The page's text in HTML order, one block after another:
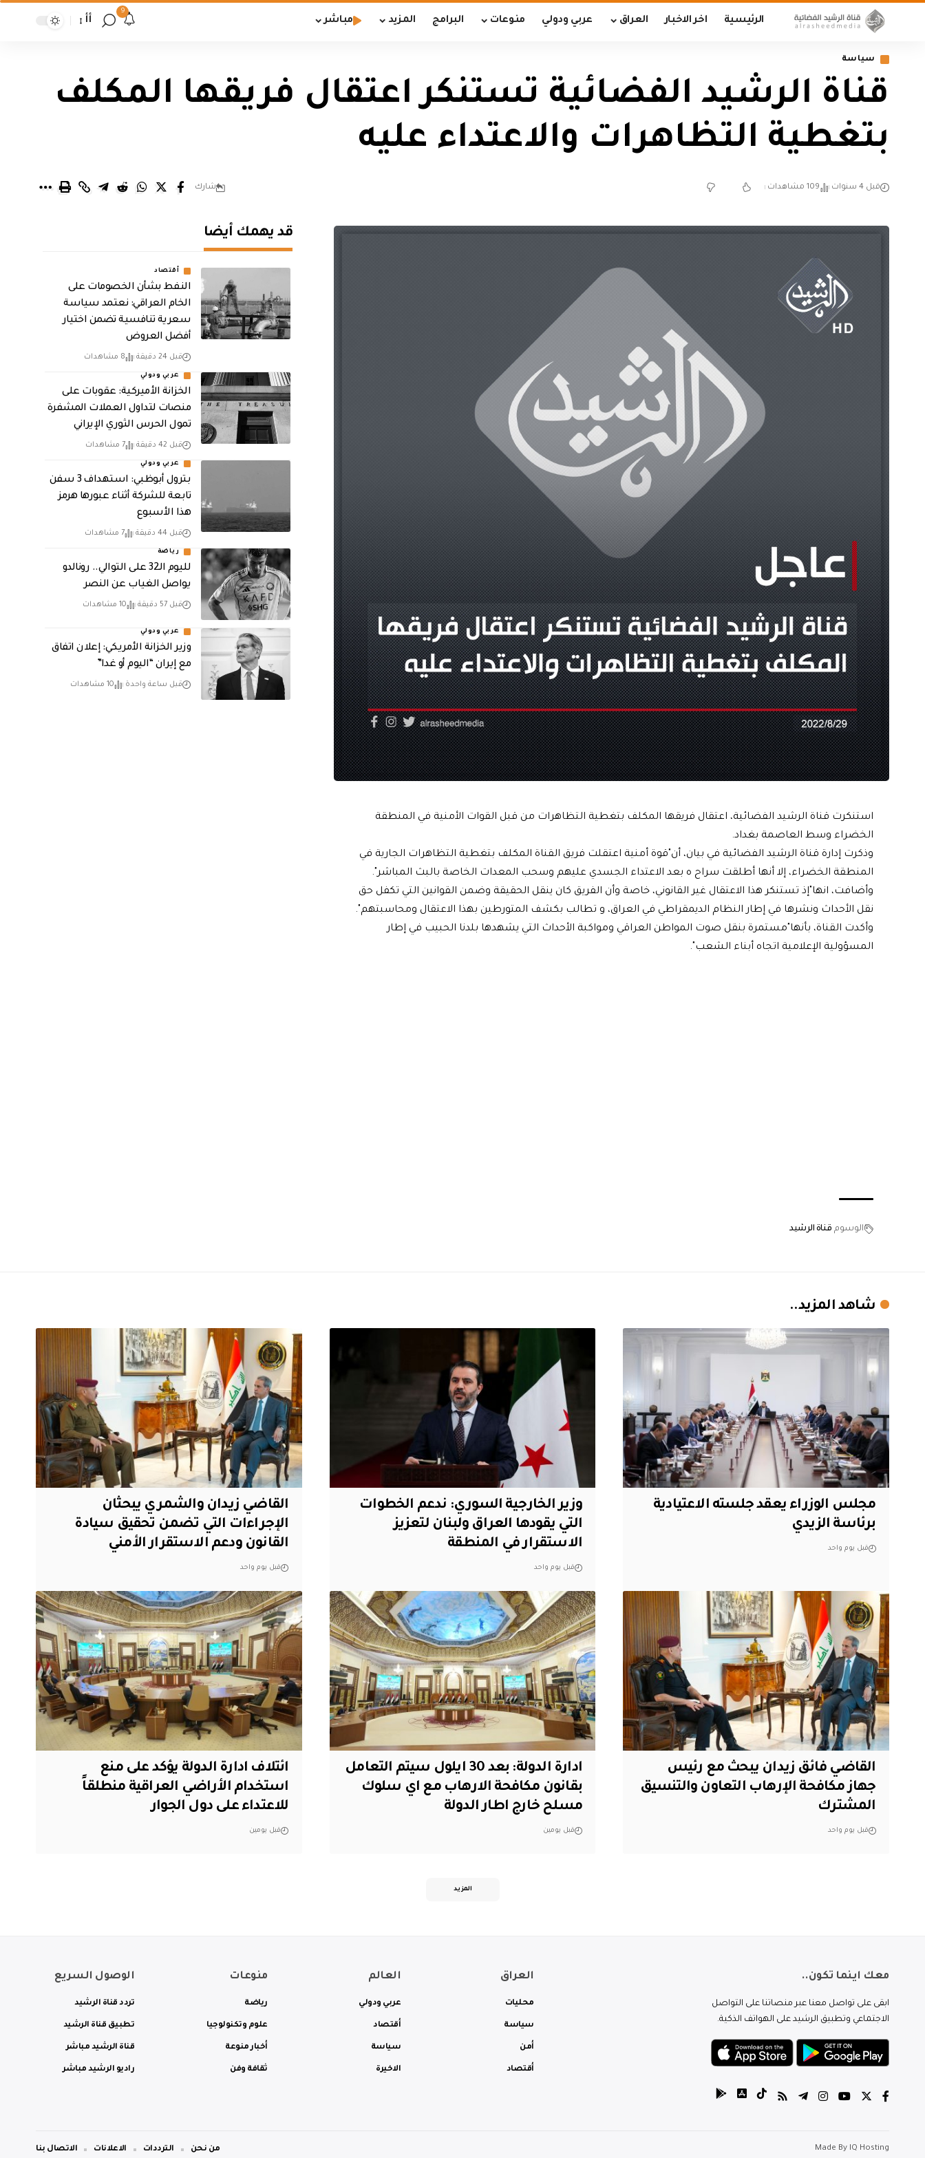
الرئيسية اخر الاخبار العراق عربي ودولي منوعات البرامج المزيد مباشر
9
أأ
سياسة
قناة الرشيد الفضائية تستنكر اعتقال فريقها المكلف
بتغطية التظاهرات والاعتداء عليه
قبل 4 سنوات 109 مشاهدات شارك
استنكرت قناة الرشيد الفضائية، اعتقال فريقها المكلف بتغطية التظاهرات من قبل القوات الأمنية في المنطقة
الخضراء وسط العاصمة بغداد.
وذكرت إدارة قناة الرشيد الفضائية في بيان، أن"قوة أمنية اعتقلت فريق القناة المكلف بتغطية التظاهرات الجارية في
المنطقة الخضراء، إلا أنها أطلقت سراح ه بعد الاعتداء الجسدي عليهم وسحب المعدات الخاصة بالبث المباشر".
وأضافت، انها"إذ تستنكر هذا الاعتقال غير القانوني، خاصة وأن الفريق كان ينقل الحقيقة وضمن القوانين التي تكفل حق
نقل الأحداث ونشرها في إطار النظام الديمقراطي في العراق، و تطالب بكشف المتورطين بهذا الاعتقال ومحاسبتهم".
وأكدت القناة، بأنها"مستمرة بنقل صوت المواطن العراقي ومواكبة الأحداث التي يشهدها بلدنا الحبيب في إطار
المسؤولية الإعلامية اتجاه أبناء الشعب".
الوسوم قناة الرشيد
قد يهمك أيضا
أقتصاد
النفط بشأن الخصومات على
الخام العراقي: نعتمد سياسة
سعرية تنافسية تضمن اختيار
أفضل العروض
قبل 24 دقيقة 8 مشاهدات
عربي ودولي
الخزانة الأميركية: عقوبات على
منصات لتداول العملات المشفرة
تمول الحرس الثوري الإيراني
قبل 42 دقيقة 7 مشاهدات
عربي ودولي
بترول أبوظبي: استهداف 3 سفن
تابعة للشركة أثناء عبورها هرمز
هذا الأسبوع
قبل 44 دقيقة 7 مشاهدات
رياضة
لليوم الـ32 على التوالي.. رونالدو
يواصل الغياب عن النصر
قبل 57 دقيقة 10 مشاهدات
عربي ودولي
وزير الخزانة الأمريكي: إعلان اتفاق
مع إيران “اليوم أو غدا”
قبل ساعة واحدة 10 مشاهدات
شاهد المزيد..
مجلس الوزراء يعقد جلسته الاعتيادية
برئاسة الزيدي
قبل يوم واحد
وزير الخارجية السوري: ندعم الخطوات
التي يقودها العراق ولبنان لتعزيز
الاستقرار في المنطقة
قبل يوم واحد
القاضي زيدان والشمري يبحثان
الإجراءات التي تضمن تحقيق سيادة
القانون ودعم الاستقرار الأمني
قبل يوم واحد
القاضي فائق زيدان يبحث مع رئيس
جهاز مكافحة الإرهاب التعاون والتنسيق
المشترك
قبل يوم واحد
ادارة الدولة: بعد 30 ايلول سيتم التعامل
بقانون مكافحة الارهاب مع اي سلوك
مسلح خارج اطار الدولة
قبل يومين
ائتلاف ادارة الدولة يؤكد على منع
استخدام الأراضي العراقية منطلقاً
للاعتداء على دول الجوار
قبل يومين
المزيد
معك اينما تكون..
ابقى على تواصل معنا عبر منصاتنا على التواصل
الاجتماعي وتطبيق الرشيد على الهواتف الذكية.
العراق
محليات
سياسة
أمن
أقتصاد
العالم
عربي ودولي
أقتصاد
سياسة
الاخيرة
منوعات
رياضة
علوم وتكنولوجيا
أخبار منوعة
ثقافة وفن
الوصول السريع
تردد قناة الرشيد
تطبيق قناة الرشيد
قناة الرشيد مباشر
راديو الرشيد مباشر
Made By IQ Hosting من نحن الترددات الاعلانات الاتصال بنا